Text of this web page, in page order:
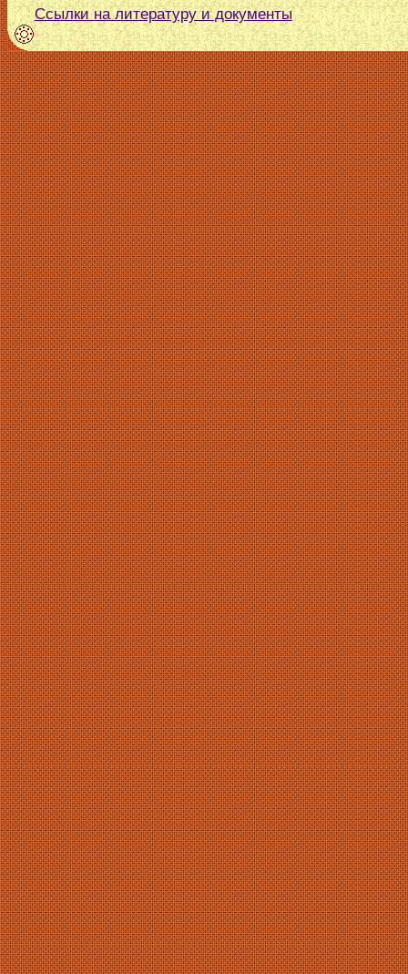
Ссылки на литературу и документы